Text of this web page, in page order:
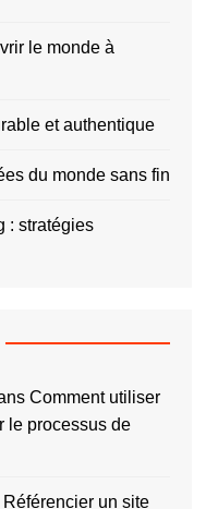
le monde à
et authentique
du monde sans fin
: stratégies
Comment utiliser
le processus de
Référencier un site